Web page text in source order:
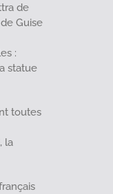
de
Guise
:
statue
toutes
la